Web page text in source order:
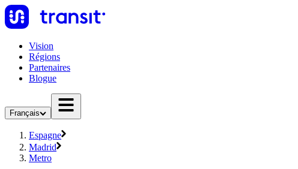
Vision
Régions
Partenaires
Blogue
Français
Espagne
Madrid
Metro